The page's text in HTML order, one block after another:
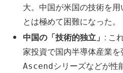
大。中国が米国の技術を
とは極めて困難になった。
中国の「技術的独立」 : こ
家投資で国内半導体産業
Ascendシリーズなどが性